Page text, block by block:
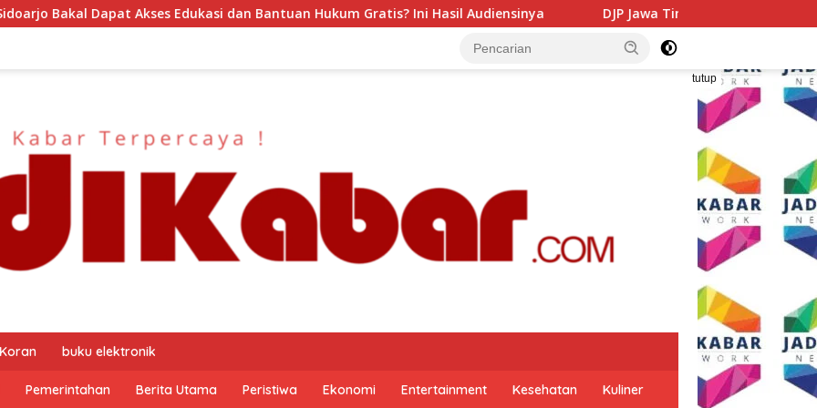
Bantuan Hukum Gratis? Ini Hasil Audiensinya DJP Jawa Timur Gandeng GP Ansor Tingkatkan Literasi Pajak dan
tutup
buku elektronik
Pemerintahan Berita Utama Peristiwa Ekonomi Entertainment Kesehatan Kuliner